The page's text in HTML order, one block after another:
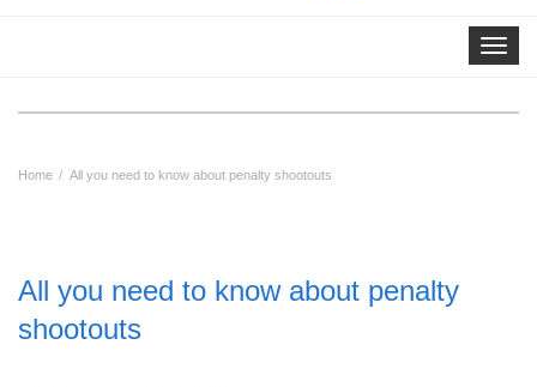
Toggle
Home All you need to know about penalty shootouts
All you need to know about penalty
shootouts